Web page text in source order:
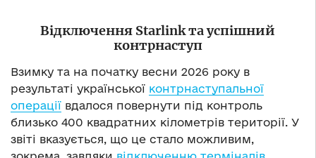
Відключення Starlinkта успішний
контрнаступ
Взимку та на початку весни 2026 року в
результаті української контрнаступальної
операції вдалося повернути під контроль
близько 400 квадратних кілометрів території. У
звіті вказується, що це стало можливим,